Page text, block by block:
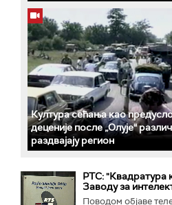
Култура сећања као
деценије после „Олује“
раздвајају регион
РТС: "Квадратура
Заводу за
Поводом објаве